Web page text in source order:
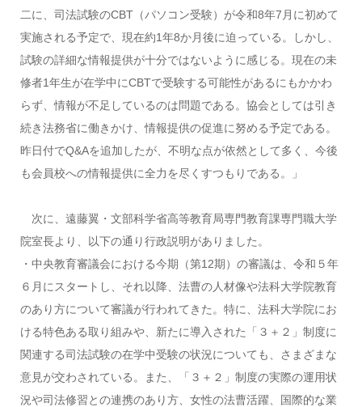
二に、司法試験のCBT（パソコン受験）が令和8年7月に初めて
実施される予定で、現在約1年8か月後に迫っている。しかし、
試験の詳細な情報提供が十分ではないように感じる。現在の未
修者1年生が在学中にCBTで受験する可能性があるにもかかわ
らず、情報が不足しているのは問題である。協会としては引き
続き法務省に働きかけ、情報提供の促進に努める予定である。
昨日付でQ&Aを追加したが、不明な点が依然として多く、今後
も会員校への情報提供に全力を尽くすつもりである。」
次に、遠藤翼・文部科学省高等教育局専門教育課専門職大学
院室長より、以下の通り行政説明がありました。
・中央教育審議会における今期（第12期）の審議は、令和５年
６月にスタートし、それ以降、法曹の人材像や法科大学院教育
のあり方について審議が行われてきた。特に、法科大学院にお
ける特色ある取り組みや、新たに導入された「３＋２」制度に
関連する司法試験の在学中受験の状況についても、さまざまな
意見が交わされている。また、「３＋２」制度の実際の運用状
況や司法修習との連携のあり方、女性の法曹活躍、国際的な業